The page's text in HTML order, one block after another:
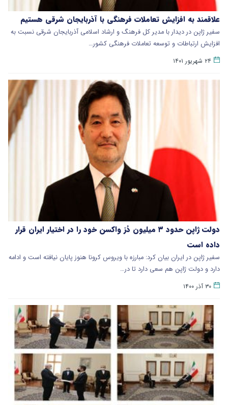
علاقمند به افزایش تعاملات فرهنگی با آذربایجان شرقی هستیم
سفیر ژاپن در دیدار با مدیر کل فرهنگ و ارشاد اسلامی آذربایجان شرقی نسبت به
افزایش ارتباطات و توسعه تعاملات فرهنگی کشور…
۲۴ شهریور ۱۴۰۱
دولت ژاپن حدود ۳ میلیون دُز واکسن خود را در اختیار ایران قرار
داده است
سفیر ژاپن در ایران بیان کرد: مبارزه با ویروس کرونا هنوز پایان نیافته است و ادامه
دارد و دولت ژاپن هم سعی دارد تا در…
۳۰ آذر ۱۴۰۰